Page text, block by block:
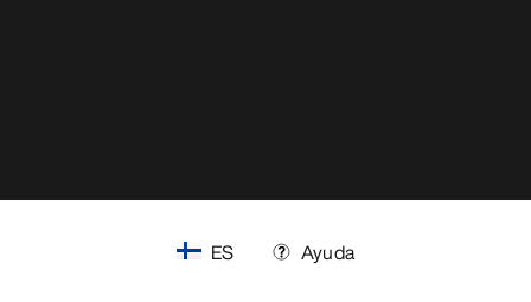
ES Ayuda